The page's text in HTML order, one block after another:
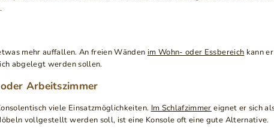
mehr auffallen. An freien Wänden im Wohn- oder Essbereich kann
abgelegt werden sollen.
Arbeitszimmer
viele Einsatzmöglichkeiten. Im Schlafzimmer eignet er sich
vollgestellt werden soll, ist eine Konsole oft eine gute Alternative.